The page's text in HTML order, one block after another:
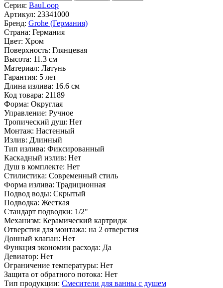
Серия: BauLoop
Артикул: 23341000
Бренд: Grohe (Германия)
Страна: Германия
Цвет: Хром
Поверхность: Глянцевая
Высота: 11.3 см
Материал: Латунь
Гарантия: 5 лет
Длина излива: 16.6 см
Код товара: 21189
Форма: Округлая
Управление: Ручное
Тропический душ: Нет
Монтаж: Настенный
Излив: Длинный
Тип излива: Фиксированный
Каскадный излив: Нет
Душ в комплекте: Нет
Стилистика: Современный стиль
Форма излива: Традиционная
Подвод воды: Скрытый
Подводка: Жесткая
Стандарт подводки: 1/2"
Механизм: Керамический картридж
Отверстия для монтажа: на 2 отверстия
Донный клапан: Нет
Функция экономии расхода: Да
Девиатор: Нет
Ограничение температуры: Нет
Защита от обратного потока: Нет
Тип продукции: Смесители для ванны с душем